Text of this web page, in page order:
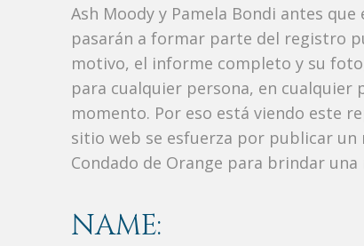
Ash Moody y Pamela Bondi antes
pasarán a formar parte del registro
motivo, el informe completo y su
para cualquier persona, en
momento. Por eso está viendo este
sitio web se esfuerza por publicar
Condado de Orange para brindar
NAME: